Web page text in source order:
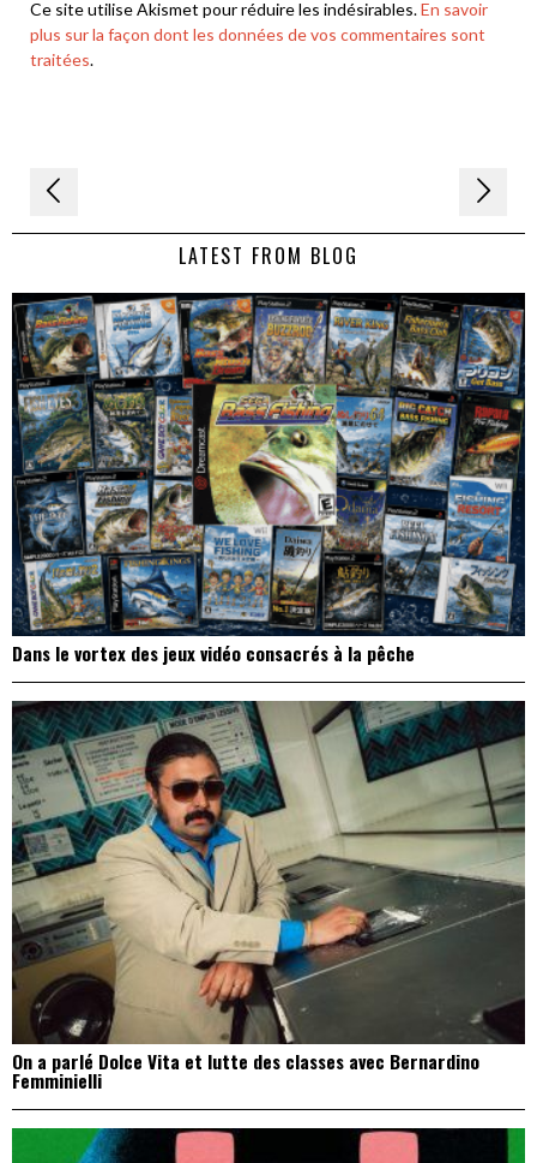
Ce site utilise Akismet pour réduire les indésirables.En savoir
plus sur la façon dont les données de vos commentaires sont
traitées.
Navigation
de LATEST FROM BLOG
Dans le vortex des jeux vidéo consacrés à la pêche
On a parlé Dolce Vita et lutte des classes avec Bernardino
Femminielli